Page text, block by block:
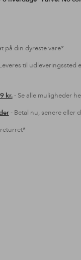
på din dyreste vare*
til udleveringssted
kr.- Se alle muligheder
- Betal nu, senere eller